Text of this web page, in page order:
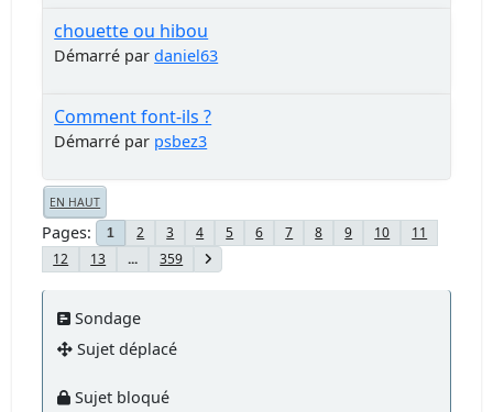
chouette ou hibou
Démarré pardaniel63
Comment font-ils ?
Démarré par psbez3
EN HAUT
Pages 1 2 3 4 5 6 7 8 9 10
11
12
13 ... 359
Sondage
Sujet déplacé
Sujet bloqué